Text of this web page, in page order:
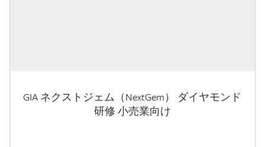
GIA ネクストジェム（NextGem） ダイヤモンド
研修 小売業向け